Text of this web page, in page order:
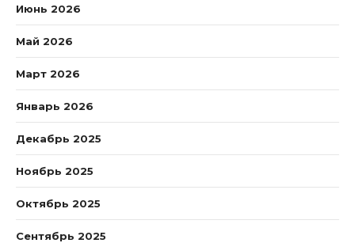
Июнь 2026
Май 2026
Март 2026
Январь 2026
Декабрь 2025
Ноябрь 2025
Октябрь 2025
Сентябрь 2025